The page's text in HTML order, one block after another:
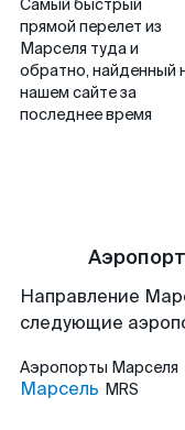
Самый быстрый
прямой перелет из
Марселя туда и
обратно, найденный
нашем сайте за
последнее время
Направление
следующие
Аэропорты Марселя
Марсель MRS